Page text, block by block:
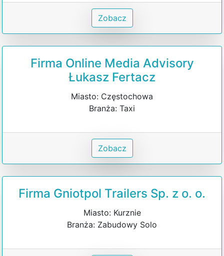
Zobacz
Firma Online Media Advisory
Łukasz Fertacz
Miasto: Częstochowa
Branża: Taxi
Zobacz
Firma Gniotpol Trailers Sp. z o. o.
Miasto: Kurznie
Branża: Zabudowy Solo